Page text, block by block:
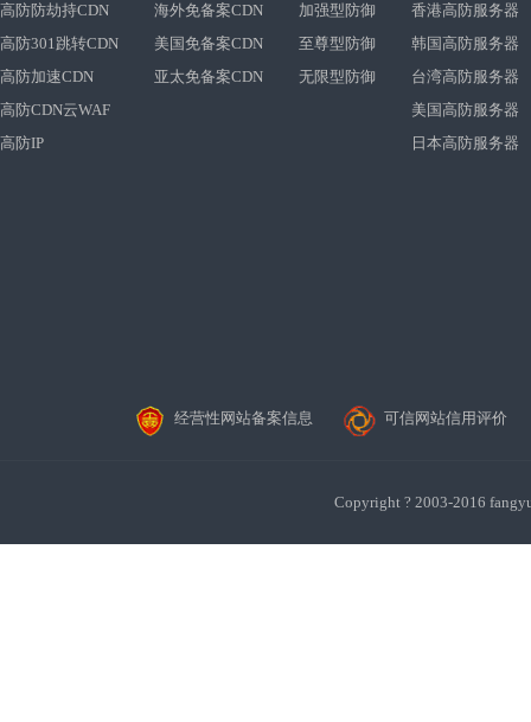
高防防劫持CDN
高防301跳转CDN
高防加速CDN
高防CDN云WAF
高防IP
海外免备案CDN
美国免备案CDN
亚太免备案CDN
加强型防御
至尊型防御
无限型防御
香港高防服务器
韩国高防服务器
台湾高防服务器
美国高防服务器
日本高防服务器
经营性网站备案信息 可信网站信用评价
Copyright ? 2003-2016